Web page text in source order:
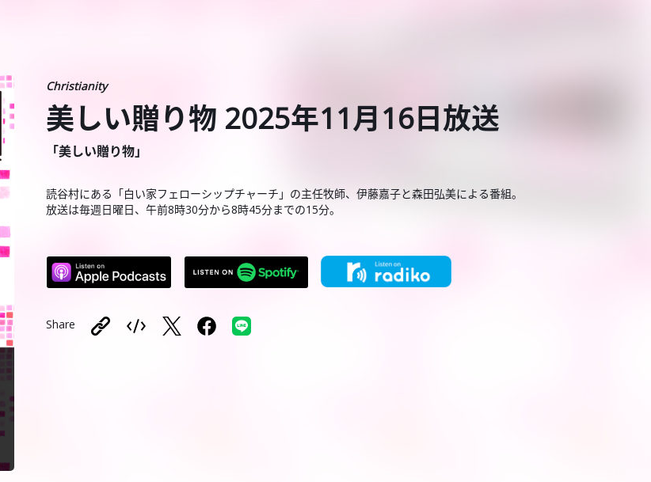
Christianity
美しい贈り物 2025年11月16日放送
「美しい贈り物」
読谷村にある「白い家フェローシップチャーチ」の主任牧師、伊藤嘉子と森田弘美による番組。
放送は毎週日曜日、午前8時30分から8時45分までの15分。
Share